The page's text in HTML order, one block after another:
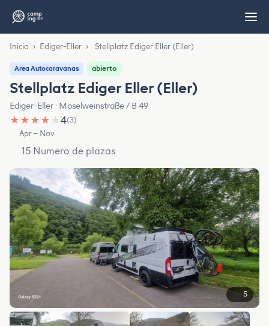
Inicio › Ediger-Eller › Stellplatz Ediger Eller (Eller)
Area Autocaravanas abierto
Stellplatz Ediger Eller (Eller)
Ediger-Eller · Moselweinstraße / B 49
★ ★ ★ ★ ★4(3)
Apr – Nov
15 Numero de plazas
5